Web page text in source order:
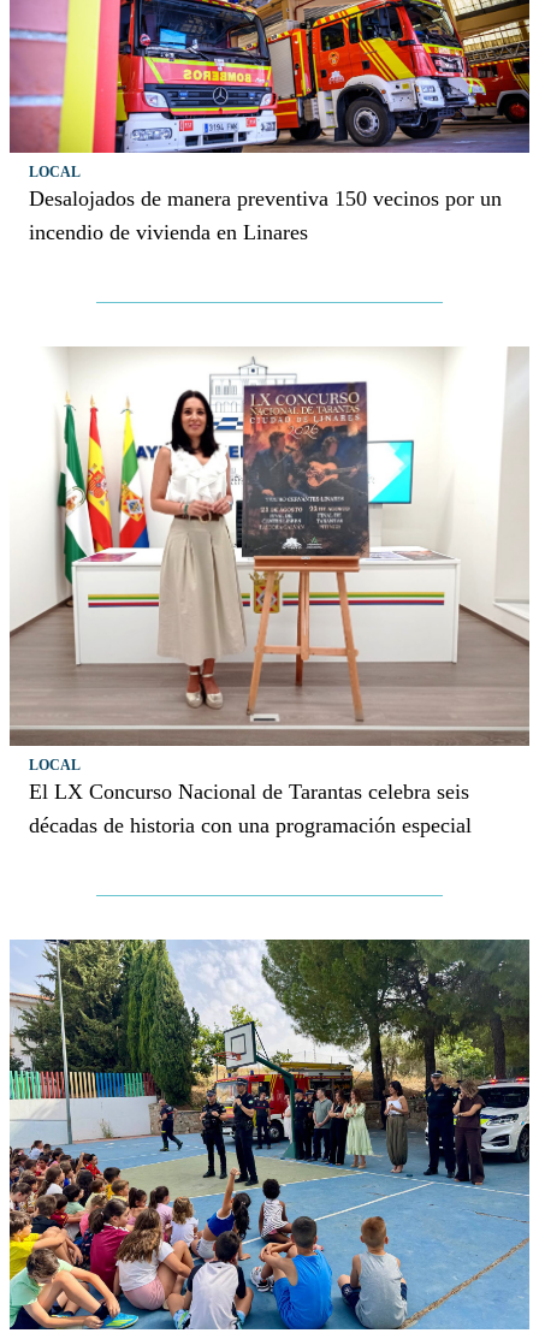
LOCAL
Desalojados de manera preventiva 150 vecinos por un
incendio de vivienda en Linares
LOCAL
El LX Concurso Nacional de Tarantas celebra seis
décadas de historia con una programación especial